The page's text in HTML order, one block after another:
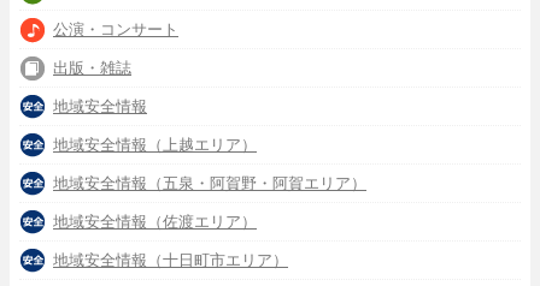
公演・コンサート
出版・雑誌
地域安全情報
地域安全情報（上越エリア）
地域安全情報（五泉・阿賀野・阿賀エリア）
地域安全情報（佐渡エリア）
地域安全情報（十日町市エリア）